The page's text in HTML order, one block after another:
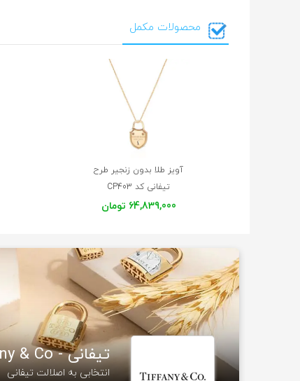
محصولات مکمل
آویز طلا بدون زنجیر طرح
تیفانی کد CP403
64,839,000 تومان
تیفانی - Tiffany & Co
انتخابی به اصلالت تیفانی